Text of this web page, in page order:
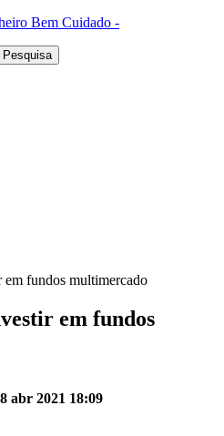
Bem Cuidado -
em fundos multimercado
em fundos
8 abr 2021 18:09